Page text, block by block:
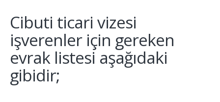
Cibuti ticari vizesi
işverenler için gereken
evrak listesi aşağıdaki
gibidir;